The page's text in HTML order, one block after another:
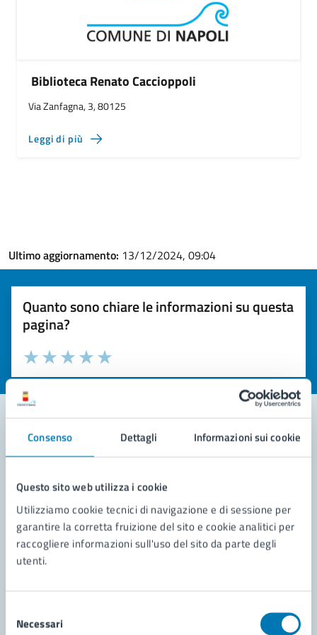
Consenso Dettagli Informazioni sui cookie
Questo sito web utilizza i cookie
Utilizziamo cookie tecnici di navigazione e di sessione per
garantire la corretta fruizione del sito e cookie analitici per
raccogliere informazioni sull'uso del sito da parte degli
utenti.
delNecessari
Biblioteca Renato Caccioppoli
Via Zanfagna, 3, 80125
Leggi di più
Ultimo aggiornamento: 13/12/2024, 09:04
Quanto sono chiare le informazioni su questa
pagina?
Valuta la chiarezza delle informazioni (da 1 a 5 stelle)
Seleziona il numero di stelle per valutare la chiarezza delle
Valuta 5 stelle su 5
Valuta 4 stelle su 5
Valuta 3 stelle su 5
Valuta 2 stelle su 5
Valuta 1 stelle su 5
Contatta il comune
Leggi le domande frequenti
Richiedi assistenza
Prenota appuntamento